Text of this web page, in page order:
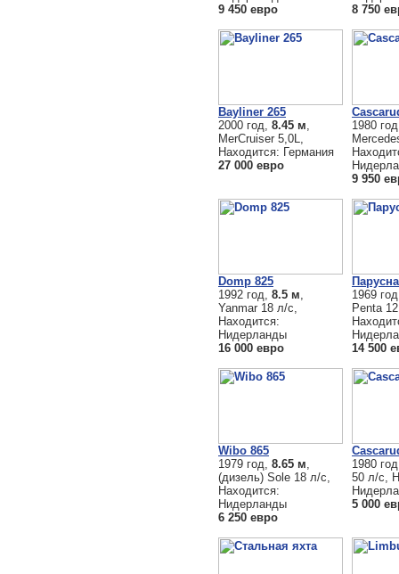
9 450 евро
8 750
Bayliner 265
2000 год, 8.45 м
MerCruiser 5,0L,
Находится: Германия
27 000 евро
1980
9 950
Domp 825
1992 год, 8.5 м
Yanmar 18 л/с,
Находится:
Нидерланды
16 000 евро
1969
Penta
14 500
Wibo 865
1979 год, 8.65 м
(дизель) Sole 18 л/с,
Находится:
Нидерланды
6 250 евро
1980
50 л/с,
5 000